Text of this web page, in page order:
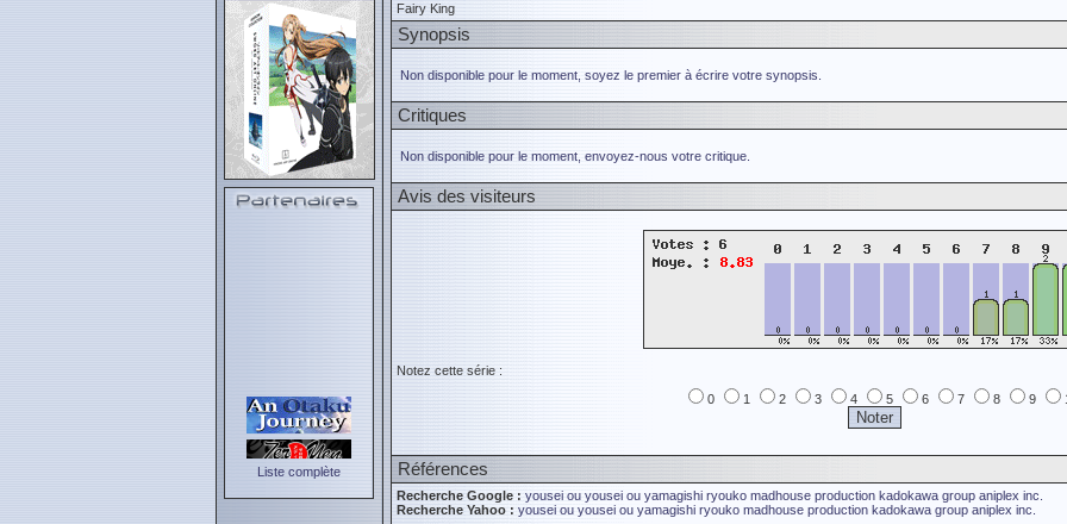
Liste complète
Fairy King
Synopsis
Non disponible pour le moment, soyez le premier à écrire votre synopsis.
Critiques
Non disponible pour le moment, envoyez-nous votre critique.
Avis des visiteurs
Notez cette série :
0
1 2 3 4 5 6 7 8 9
Références
Recherche Google : yousei ou yousei ou yamagishi ryouko madhouse production kadokawa group aniplex inc.
Recherche Yahoo : yousei ou yousei ou yamagishi ryouko madhouse production kadokawa group aniplex inc.